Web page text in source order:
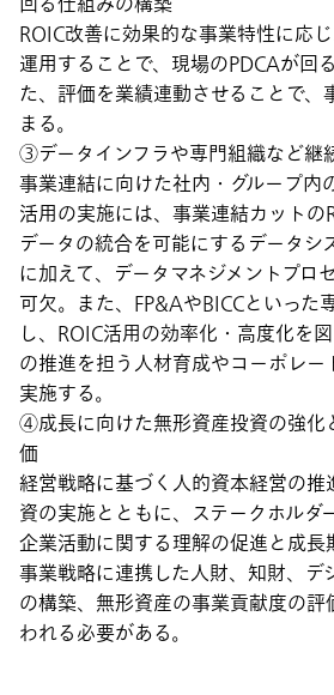
ROIC改善に効果的な事業特性に応
運用することで、現場のPDCAが回
た、評価を業績連動させることで、
まる。
③データインフラや専門組織など継
事業連結に向けた社内・グループ内
活用の実施には、事業連結カットの
データの統合を可能にするデータシ
に加えて、データマネジメントプロ
可欠。また、FP&AやBICCといった
し、ROIC活用の効率化・高度化を
の推進を担う人材育成やコーポレー
実施する。
④成長に向けた無形資産投資の強化
価
経営戦略に基づく人的資本経営の推
資の実施とともに、ステークホルダ
企業活動に関する理解の促進と成長
事業戦略に連携した人財、知財、デ
の構築、無形資産の事業貢献度の評
われる必要がある。